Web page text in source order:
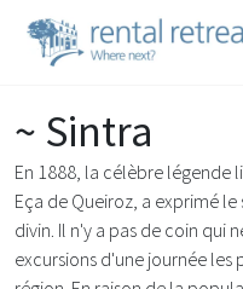
~ Sintra
En 1888, la célèbre légende
Eça de Queiroz, a exprimé
divin. Il n'y a pas de coin qui
excursions d'une journée